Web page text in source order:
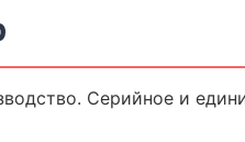
Серийное и